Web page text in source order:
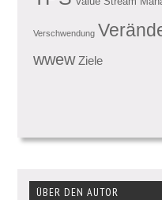
Verschwendung
wwew Ziele
ÜBER DEN AUTOR